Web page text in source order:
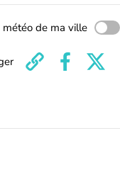
météo de ma ville